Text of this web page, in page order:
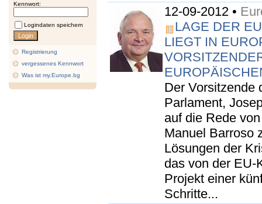
Kennwort:
Logindaten speichern
Registrierung
vergessenes Kennwort
Was ist my.Europe.bg
12-09-2012 •
LAGE DER
LIEGT IN
Der Vorsitzende
Parlament,
auf die Rede
Manuel Barroso
Lösungen der
das von der EU-
Projekt einer
Schritte...